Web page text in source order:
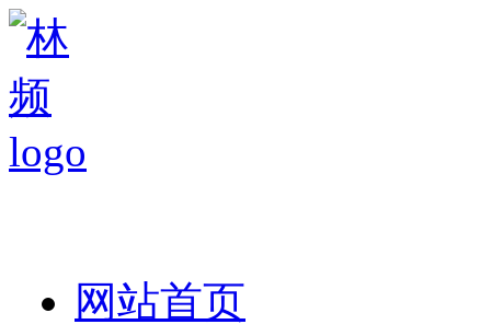
网站首页